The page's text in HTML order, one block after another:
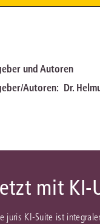
und Autoren
Autoren: Dr.
mit
juris KI-Suite ist